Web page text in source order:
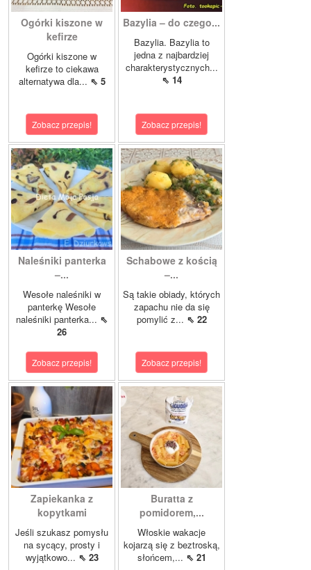
Ogórki kiszone w
kefirze
Ogórki kiszone w
kefirze to ciekawa
alternatywa dla... ⇖ 5
Zobacz przepis!
Bazylia – do czego...
Bazylia. Bazylia to
jedna z najbardziej
charakterystycznych...
⇖ 14
Zobacz przepis!
Naleśniki panterka
–...
Wesołe naleśniki w
panterkę Wesołe
naleśniki panterka... ⇖
26
Zobacz przepis!
Schabowe z kością
–...
Są takie obiady, których
zapachu nie da się
pomylić z... ⇖ 22
Zobacz przepis!
Zapiekanka z
kopytkami
Jeśli szukasz pomysłu
na sycący, prosty i
wyjątkowo... ⇖ 23
Buratta z
pomidorem,...
Włoskie wakacje
kojarzą się z beztroską,
słońcem,... ⇖ 21